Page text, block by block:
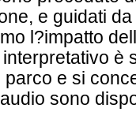
e guidati
l?impatto
è
parco e si
sono